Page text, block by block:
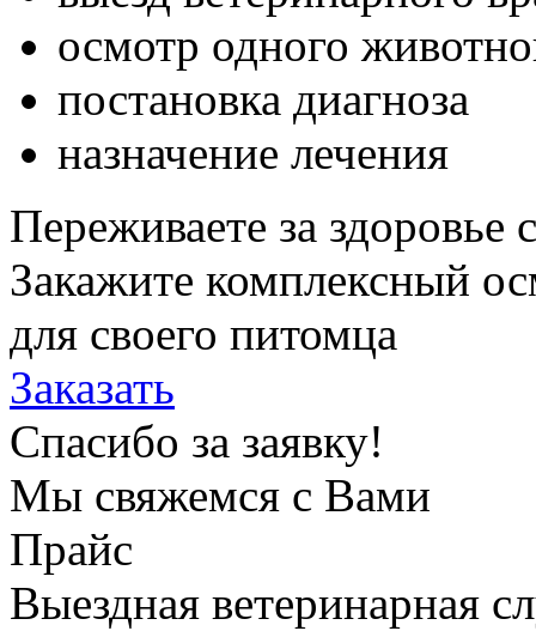
осмотр одного
постановка диагноза
назначение лечения
Переживаете за здоровье
Закажите комплексный
для своего питомца
Заказать
Спасибо за заявку!
Мы свяжемся с Вами
Прайс
Выездная ветеринарная